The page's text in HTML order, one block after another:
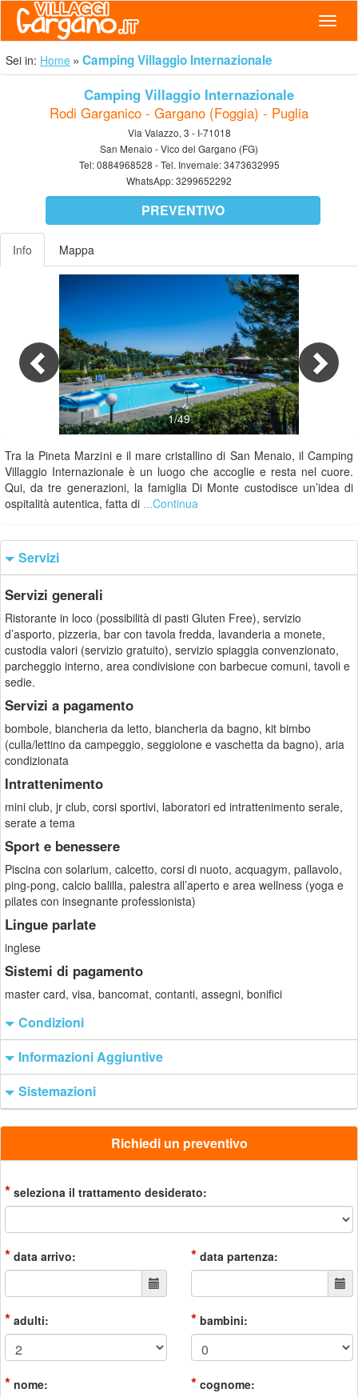
Sei in: Home Camping Villaggio Internazionale
Camping Villaggio Internazionale
Rodi Garganico - Gargano (Foggia) - Puglia
Via Valazzo, 3 - I-71018
San Menaio - Vico del Gargano (FG)
Tel:0884968528 - Tel. Invernale:3473632995
WhatsApp:3299652292
PREVENTIVO
Info Mappa
1/49
Previous
Tra la Pineta Marzini e il mare cristallino di San Menaio, il Camping
Villaggio Internazionale è un luogo che accoglie e resta nel cuore.
Qui, da tre generazioni, la famiglia Di Monte custodisce un’idea di
ospitalità autentica, fatta di ...Continua
Servizi
Servizi generali
Ristorante in loco (possibilità di pasti Gluten Free), servizio
d’asporto, pizzeria, bar con tavola fredda, lavanderia a monete,
custodia valori (servizio gratuito), servizio spiaggia convenzionato,
parcheggio interno, area condivisione con barbecue comuni, tavoli e
sedie.
Servizi a pagamento
bombole, biancheria da letto, biancheria da bagno, kit bimbo
(culla/lettino da campeggio, seggiolone e vaschetta da bagno), aria
condizionata
Intrattenimento
mini club, jr club, corsi sportivi, laboratori ed intrattenimento serale,
serate a tema
Sport e benessere
Piscina con solarium, calcetto, corsi di nuoto, acquagym, pallavolo,
ping-pong, calcio balilla, palestra all’aperto e area wellness (yoga e
pilates con insegnante professionista)
Lingue parlate
inglese
Sistemi di pagamento
master card, visa, bancomat, contanti, assegni, bonifici
Condizioni
Informazioni Aggiuntive
Sistemazioni
Richiedi un preventivo
* seleziona il trattamento desiderato:
* data arrivo: * data partenza:
* adulti: * bambini:
* nome: * cognome: